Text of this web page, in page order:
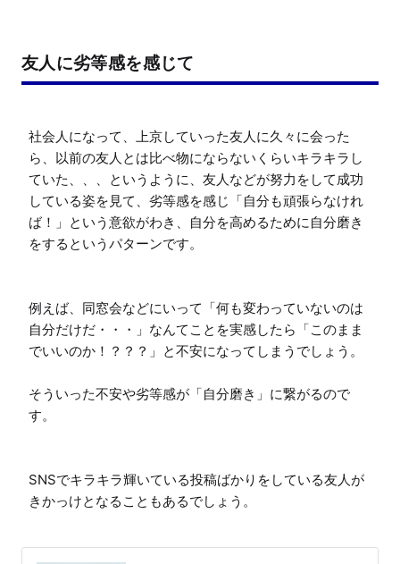
友人に劣等感を感じて
社会人になって、上京していった友人に久々に会った
ら、以前の友人とは比べ物にならないくらいキラキラし
ていた、、、というように、友人などが努力をして成功
している姿を見て、劣等感を感じ「自分も頑張らなけれ
ば！」という意欲がわき、自分を高めるために自分磨き
をするというパターンです。
例えば、同窓会などにいって「何も変わっていないのは
自分だけだ・・・」なんてことを実感したら「このまま
でいいのか！？？？」と不安になってしまうでしょう。
そういった不安や劣等感が「自分磨き」に繋がるので
す。
SNSでキラキラ輝いている投稿ばかりをしている友人が
きかっけとなることもあるでしょう。